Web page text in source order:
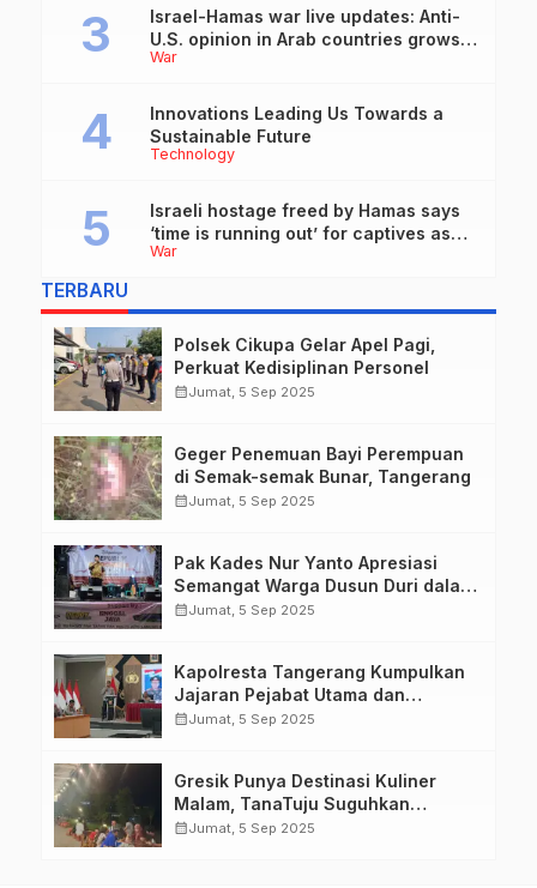
War
Israel-Hamas war live updates: Anti-
U.S. opinion in Arab countries grows
over support for Israel, leaders tell
Technology
Innovations Leading Us Towards a
Sustainable Future
War
Israeli hostage freed by Hamas says
‘time is running out’ for captives as
she describes harrowing conditions
TERBARU
Polsek Cikupa Gelar Apel Pagi,
Perkuat Kedisiplinan Personel
calendar_monthJumat, 5 Sep 2025
Geger Penemuan Bayi Perempuan
di Semak-semak Bunar, Tangerang
calendar_monthJumat, 5 Sep 2025
Pak Kades Nur Yanto Apresiasi
Semangat Warga Dusun Duri dalam
Peringatan HUT RI ke-80
calendar_monthJumat, 5 Sep 2025
Kapolresta Tangerang Kumpulkan
Jajaran Pejabat Utama dan
Kapolsek untuk Paparkan
calendar_monthJumat, 5 Sep 2025
Gresik Punya Destinasi Kuliner
Malam, TanaTuju Suguhkan
Makanan UMKM, Live Music, dan
calendar_monthJumat, 5 Sep 2025